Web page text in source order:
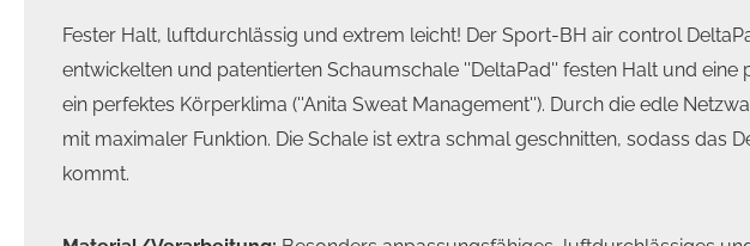
Fester Halt, luftdurchlässig und extrem leicht! Der Sport-BH air control
entwickelten und patentierten Schaumschale ''DeltaPad'' festen Halt und
ein perfektes Körperklima (''Anita Sweat Management''). Durch die edle
mit maximaler Funktion. Die Schale ist extra schmal geschnitten, sodass das
kommt.